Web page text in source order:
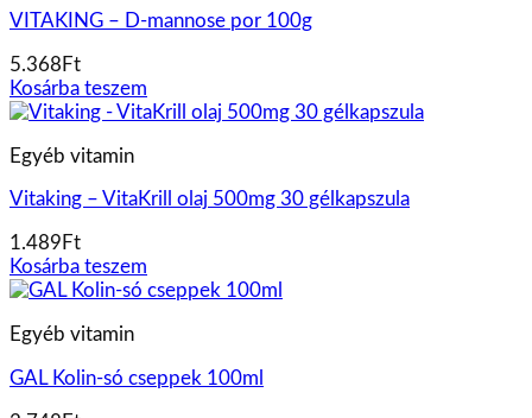
VITAKING – D-mannose por 100g
5.368 Ft
Kosárba teszem
Egyéb vitamin
Vitaking – VitaKrill olaj 500mg 30 gélkapszula
1.489 Ft
Kosárba teszem
Egyéb vitamin
GAL Kolin-só cseppek 100ml